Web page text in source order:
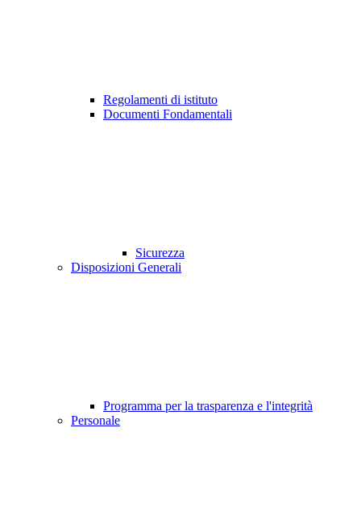
Regolamenti di istituto
Documenti Fondamentali
Sicurezza
Disposizioni Generali
Programma per la trasparenza e l'integrità
Personale